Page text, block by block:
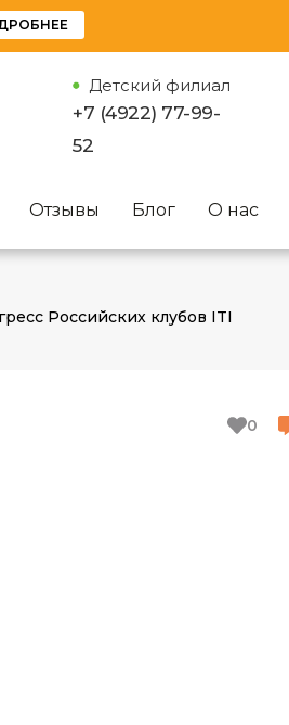
Детский филиал
+7 (4922) 77-99-
52
Отзывы Блог О нас
Российских клубов ITI
0